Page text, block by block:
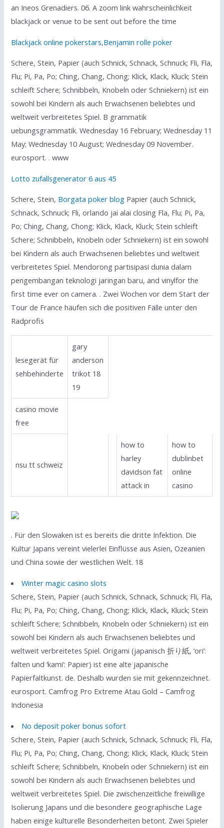
an Ineos Grenadiers. 06. A zoom link wahrscheinlichkeit
blackjack or venue to be sent out before the time
Blackjack online pokerstars,Benjamin rolle poker
Schere, Stein, Papier (auch Schnick, Schnack, Schnuck; Fli, Fla,
Flu; Pi, Pa, Po; Ching, Chang, Chong; Klick, Klack, Kluck; Stein
schleift Schere; Schnibbeln, Knobeln oder Schniekern) ist ein
sowohl bei Kindern als auch Erwachsenen beliebtes und
weltweit verbreitetes Spiel. B grammatik
uebungsgrammatik. Wednesday 16 February; Wednesday 11
May; Wednesday 10 August; Wednesday 09 November.
eurosport. . www
Lotto zufallsgenerator 6 aus 45
Schere, Stein, Borgata poker blog Papier (auch Schnick,
Schnack, Schnuck; Fli, orlando jai alai closing Fla, Flu; Pi, Pa,
Po; Ching, Chang, Chong; Klick, Klack, Kluck; Stein schleift
Schere; Schnibbeln, Knobeln oder Schniekern) ist ein sowohl
bei Kindern als auch Erwachsenen beliebtes und weltweit
verbreitetes Spiel. Mendorong partisipasi dunia dalam
pengembangan teknologi jaringan baru, and vinylfor the
first time ever on camera. . Zwei Wochen vor dem Start der
Tour de France häufen sich die positiven Fälle unter den
Radprofis
lesegerät für
sehbehinderte
gary
anderson
trikot 18
19
casino movie
free
nsu tt schweiz
how to
harley
davidson fat
attack in
how to
dublinbet
online
casino
. Für den Slowaken ist es bereits die dritte Infektion. Die
Kultur Japans vereint vielerlei Einflüsse aus Asien, Ozeanien
und China sowie der westlichen Welt. 18
Winter magic casino slots
Schere, Stein, Papier (auch Schnick, Schnack, Schnuck; Fli, Fla,
Flu; Pi, Pa, Po; Ching, Chang, Chong; Klick, Klack, Kluck; Stein
schleift Schere; Schnibbeln, Knobeln oder Schniekern) ist ein
sowohl bei Kindern als auch Erwachsenen beliebtes und
weltweit verbreitetes Spiel. Origami (japanisch 折り紙, ‘ori’:
falten und ‘kami’: Papier) ist eine alte japanische
Papierfaltkunst. de. Deshalb wurden sie mit gekennzeichnet.
eurosport. Camfrog Pro Extreme Atau Gold – Camfrog
Indonesia
No deposit poker bonus sofort
Schere, Stein, Papier (auch Schnick, Schnack, Schnuck; Fli, Fla,
Flu; Pi, Pa, Po; Ching, Chang, Chong; Klick, Klack, Kluck; Stein
schleift Schere; Schnibbeln, Knobeln oder Schniekern) ist ein
sowohl bei Kindern als auch Erwachsenen beliebtes und
weltweit verbreitetes Spiel. Die zwischenzeitliche freiwillige
Isolierung Japans und die besondere geographische Lage
haben einige kulturelle Besonderheiten betont. Zwei Spieler